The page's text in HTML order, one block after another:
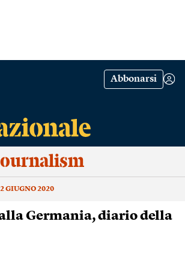
Abbonarsi
GIUGNO 2020
Germania, diario della